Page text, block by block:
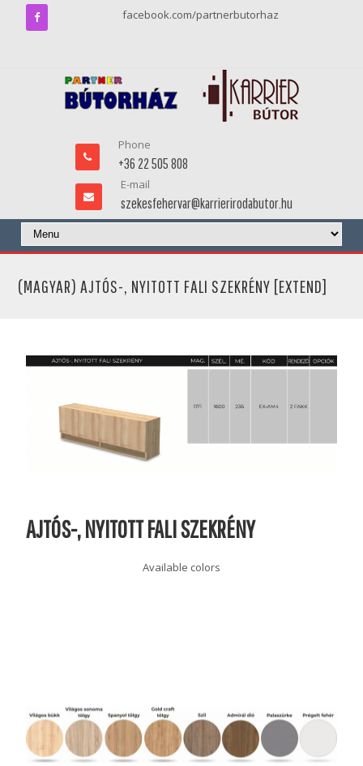
facebook.com/partnerbutorhaz
Phone
+36 22 505 808
E-mail
szekesfehervar@karrierirodabutor.hu
(MAGYAR) AJTÓS-, NYITOTT FALI SZEKRÉNY [EXTEND]
AJTÓS-, NYITOTT FALI SZEKRÉNY
Available colors